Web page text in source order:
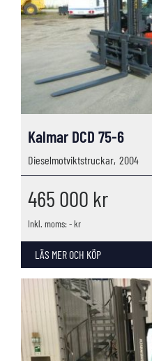
Kalmar DCD 75-6
Dieselmotviktstruckar, 2004
465 000 kr
Inkl. moms: - kr
LÄS MER OCH KÖP